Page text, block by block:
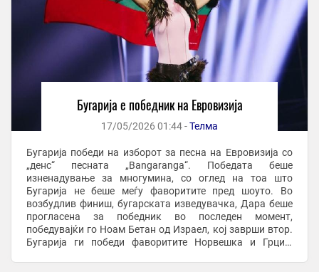
Бугарија е победник на Евровизија
17/05/2026 01:44 -Телма
Бугарија победи на изборот за песна на Евровизија со
„денс“ песната „Bangaranga“. Победата беше
изненадување за многумина, со оглед на тоа што
Бугарија не беше меѓу фаворитите пред шоуто. Во
возбудлив финиш, бугарската изведувачка, Дара беше
прогласена за победник во последен момент,
победувајќи го Ноам Бетан од Израел, кој заврши втор.
Бугарија ги победи фаворитите Норвешка и Грција